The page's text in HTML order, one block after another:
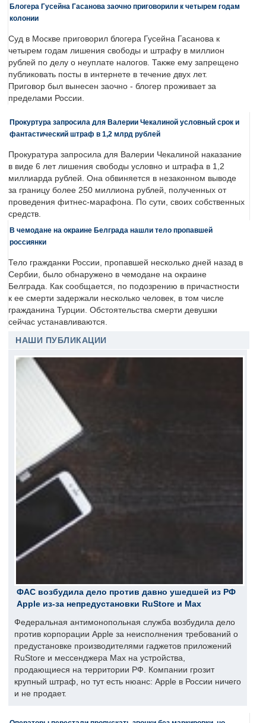
Блогера Гусейна Гасанова заочно приговорили к четырем годам
колонии
Суд в Москве приговорил блогера Гусейна Гасанова к
четырем годам лишения свободы и штрафу в миллион
рублей по делу о неуплате налогов. Также ему запрещено
публиковать посты в интернете в течение двух лет.
Приговор был вынесен заочно - блогер проживает за
пределами России.
Прокуртура запросила для Валерии Чекалиной условный срок и
фантастический штраф в 1,2 млрд рублей
Прокуратура запросила для Валерии Чекалиной наказание
в виде 6 лет лишения свободы условно и штрафа в 1,2
миллиарда рублей. Она обвиняется в незаконном выводе
за границу более 250 миллиона рублей, полученных от
проведения фитнес-марафона. По сути, своих собственных
средств.
В чемодане на окраине Белграда нашли тело пропавшей
россиянки
Тело гражданки России, пропавшей несколько дней назад в
Сербии, было обнаружено в чемодане на окраине
Белграда. Как сообщается, по подозрению в причастности
к ее смерти задержали несколько человек, в том числе
гражданина Турции. Обстоятельства смерти девушки
сейчас устанавливаются.
НАШИ ПУБЛИКАЦИИ
ФАС возбудила дело против давно ушедшей из РФ
Apple из-за непредустановки RuStore и Max
Федеральная антимонопольная служба возбудила дело
против корпорации Apple за неисполнения требований о
предустановке производителями гаджетов приложений
RuStore и мессенджера Max на устройства,
продающиеся на территории РФ. Компании грозит
крупный штраф, но тут есть нюанс: Apple в России ничего
и не продает.